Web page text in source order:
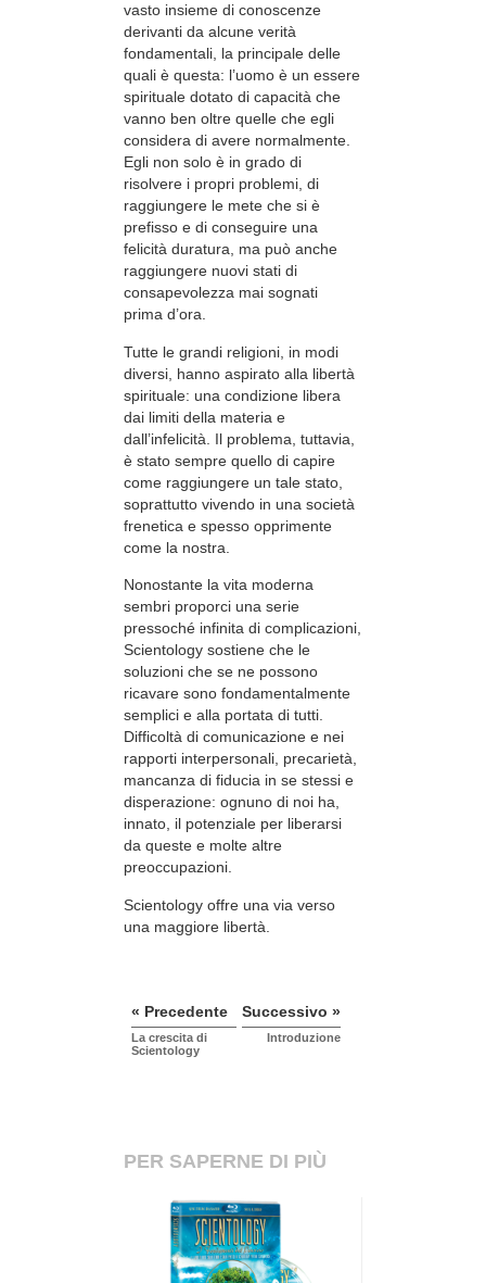
vasto insieme di conoscenze
derivanti da alcune verità
fondamentali, la principale delle
quali è questa: l’uomo è un essere
spirituale dotato di capacità che
vanno ben oltre quelle che egli
considera di avere normalmente.
Egli non solo è in grado di
risolvere i propri problemi, di
raggiungere le mete che si è
prefisso e di conseguire una
felicità duratura, ma può anche
raggiungere nuovi stati di
consapevolezza mai sognati
prima d’ora.
Tutte le grandi religioni, in modi
diversi, hanno aspirato alla libertà
spirituale: una condizione libera
dai limiti della materia e
dall’infelicità. Il problema, tuttavia,
è stato sempre quello di capire
come raggiungere un tale stato,
soprattutto vivendo in una società
frenetica e spesso opprimente
come la nostra.
Nonostante la vita moderna
sembri proporci una serie
pressoché infinita di complicazioni,
Scientology sostiene che le
soluzioni che se ne possono
ricavare sono fondamentalmente
semplici e alla portata di tutti.
Difficoltà di comunicazione e nei
rapporti interpersonali, precarietà,
mancanza di fiducia in se stessi e
disperazione: ognuno di noi ha,
innato, il potenziale per liberarsi
da queste e molte altre
preoccupazioni.
Scientology offre una via verso
una maggiore libertà.
« Precedente
La crescita di
Scientology
Successivo »
Introduzione
PER SAPERNE DI PIÙ